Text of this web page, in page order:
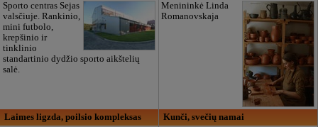
Sporto centras Sejas
valsčiuje. Rankinio,
mini futbolo,
krepšinio ir
tinklinio
standartinio dydžio sporto aikštelių
salė.
Menininkė Linda
Romanovskaja
Laimes ligzda, poilsio kompleksas
Kunči, svečių namai